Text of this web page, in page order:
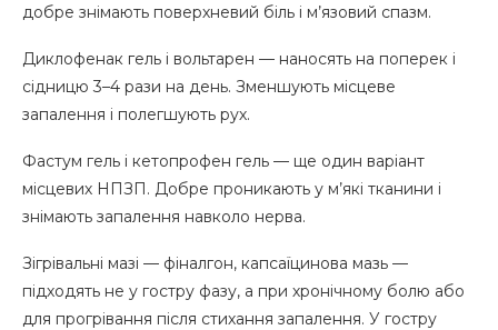
добре знімають поверхневий біль і м’язовий спазм.
Диклофенак гель і вольтарен — наносять на поперек і
сідницю 3–4 рази на день. Зменшують місцеве
запалення і полегшують рух.
Фастум гель і кетопрофен гель — ще один варіант
місцевих НПЗП. Добре проникають у м’які тканини і
знімають запалення навколо нерва.
Зігрівальні мазі — фіналгон, капсаїцинова мазь —
підходять не у гостру фазу, а при хронічному болю або
для прогрівання після стихання запалення. У гостру